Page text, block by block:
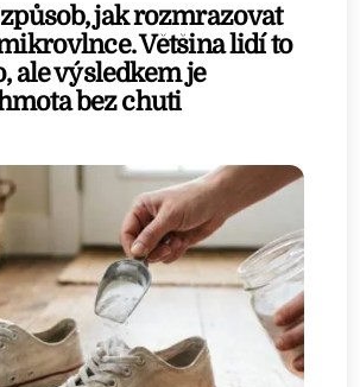
jak rozmrazovat
Většina lidí to
ale výsledkem je
bez chuti